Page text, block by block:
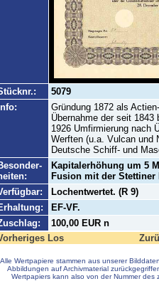
5079
Info:
Gründung 1872 als
Übernahme der seit
1926 Umfirmierung nach
Werften (u.a. Vulcan und
Deutsche Schiff- und
Kapitalerhöhung um 5
Fusion mit der Stettiner
Lochentwertet. (R 9)
EF-VF.
100,00 EUR n
Los
Alle Wertpapiere stammen aus unserer
Abbildungen auf Archivmaterial
Wertpapiers kann also von der Nummer des